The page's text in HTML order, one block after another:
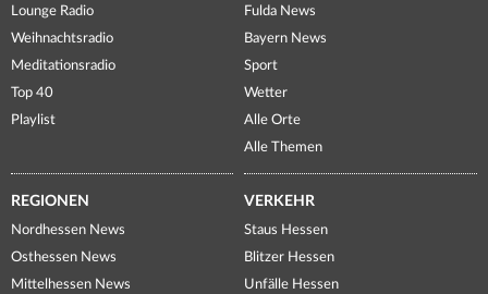
Lounge Radio
Weihnachtsradio
Meditationsradio
Top 40
Playlist
Fulda News
Bayern News
Sport
Wetter
Alle Orte
Alle Themen
REGIONEN
Nordhessen News
Osthessen News
Mittelhessen News
VERKEHR
Staus Hessen
Blitzer Hessen
Unfälle Hessen